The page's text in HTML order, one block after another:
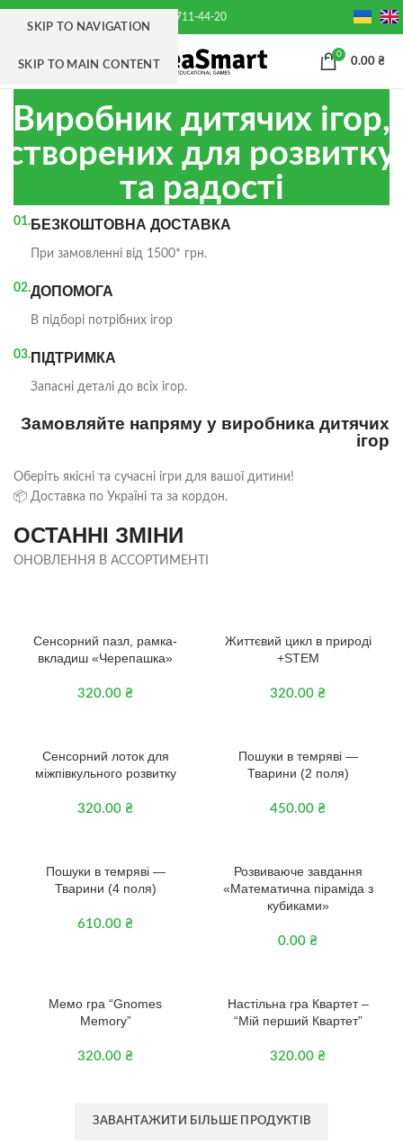
SKIP TO NAVIGATION
SKIP TO MAIN CONTENT
+38(063) 711-44-20
МЕНЮ
0
0.00 ₴
Виробник дитячих ігор,
створених для розвитку
та радості
01. БЕЗКОШТОВНА ДОСТАВКА
При замовленні від 1500* грн.
02.ДОПОМОГА
В підборі потрібних ігор
03. ПІДТРИМКА
Запасні деталі до всіх ігор.
Замовляйте напряму у виробника дитячих
ігор
Оберіть якісні та сучасні ігри для вашої дитини!
📦 Доставка по Україні та за кордон.
ОСТАННІ ЗМІНИ
ОНОВЛЕННЯ В АССОРТИМЕНТІ
Сенсорний пазл, рамка-
вкладиш «Черепашка»
320.00 ₴
Життєвий цикл в природі
+STEM
320.00 ₴
Сенсорний лоток для
міжпівкульного розвитку
320.00 ₴
Пошуки в темряві —
Тварини (2 поля)
450.00 ₴
Пошуки в темряві —
Тварини (4 поля)
610.00 ₴
Розвиваюче завдання
«Математична піраміда з
кубиками»
0.00 ₴
Мемо гра “Gnomes
Memory”
320.00 ₴
Настільна гра Квартет –
“Мій перший Квартет”
320.00 ₴
ЗАВАНТАЖИТИ БІЛЬШЕ ПРОДУКТІВ